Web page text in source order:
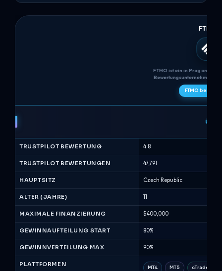
vs
Capital
Prop-
Vergleich
(August
FTMO
FTMO ist ein in Prag
Bewertungsunternehmen,
wurde und eine
(FTMO Challenge +
Zeit, strengen 5% maximalen
10% maximalen
Händler behalten
FTMO
TRUSTPILOT BEWERTUNG 4.8
TRUSTPILOT BEWERTUNGEN 47,791
HAUPTSITZ Czech Republic
ALTER (JAHRE) 11
MAXIMALE FINANZIERUNG $400,000
GEWINNAUFTEILUNG START 80%
GEWINNVERTEILUNG MAX 90%
PLATTFORMEN MT4 MT5 cTrader